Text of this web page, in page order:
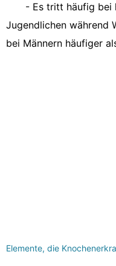
- Es tritt häufig bei
Jugendlichen während
bei Männern häufiger
Elemente, die